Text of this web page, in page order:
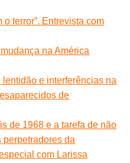
o terror”. Entrevista com
na América
e interferências na
de
de 1968 e a tarefa de não
perpetradores da
com Larissa